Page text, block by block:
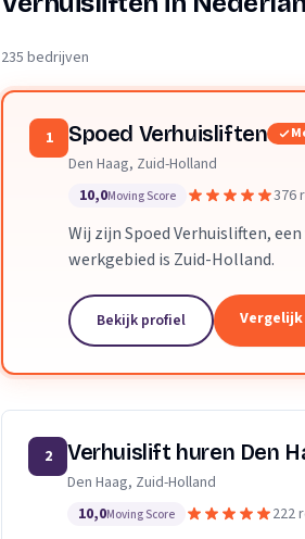
235 bedrijven
1 Spoed Verhuisliften
Den Haag, Zuid-Holland
10,0Moving Score 376
Wij zijn Spoed Verhuisliften,
werkgebied is Zuid-Holland.
Bekijk profiel
2 Verhuislift huren Den
Den Haag, Zuid-Holland
10,0Moving Score 222